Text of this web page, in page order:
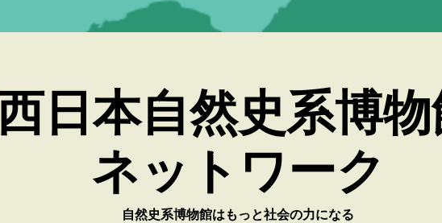
西日本自然史系博
ネットワーク
自然史系博物館はもっと社会の力になる